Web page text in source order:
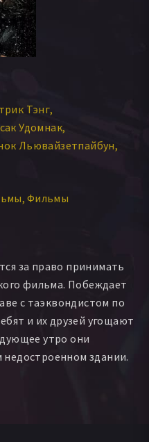
Тэнг
Удомнак
Льювайзетпайбун
Кумсорн
Агохджит
Фильмы
за право принимать
фильма. Побеждает
с таэквондистом по
и их друзей угощают
утро они
здании.
людьми и напичкано